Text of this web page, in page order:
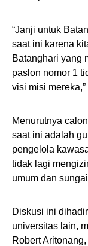
“Janji untuk
saat ini karena
Batanghari yang
paslon nomor 1
visi misi
Menurutnya
saat ini adalah
pengelola
tidak lagi
umum dan
Diskusi ini
universitas lain,
Robert